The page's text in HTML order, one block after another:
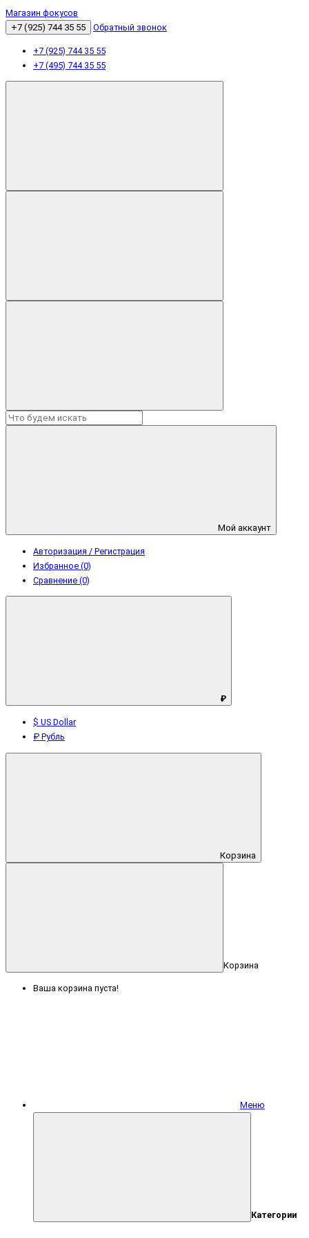
Магазин фокусов
+7 (925) 744 35 55
Обратный звонок
+7 (925) 744 35 55
+7 (495) 744 35 55
Мой аккаунт
Авторизация / Регистрация
Избранное (0)
Сравнение (0)
₽
$ US Dollar
₽ Рубль
Корзина
Корзина
Ваша корзина пуста!
Меню
Категории